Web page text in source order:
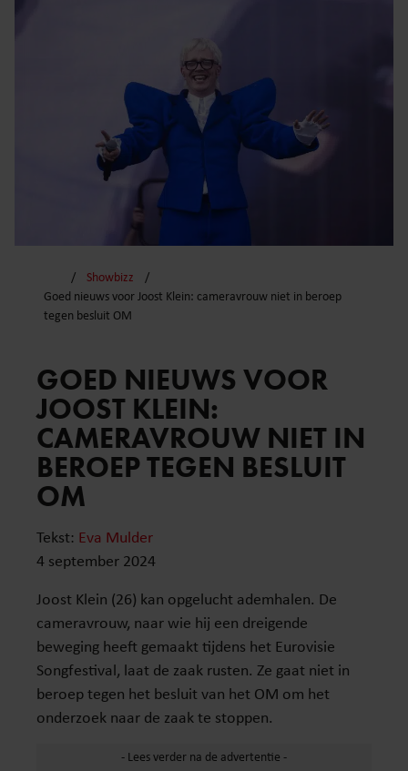
Showbizz
Goed nieuws voor Joost Klein: cameravrouw niet in beroep
tegen besluit OM
GOED NIEUWS VOOR
JOOST KLEIN:
CAMERAVROUW NIET IN
BEROEP TEGEN BESLUIT
OM
Tekst: Eva Mulder
4 september 2024
Joost Klein (26) kan opgelucht ademhalen. De
cameravrouw, naar wie hij een dreigende
beweging heeft gemaakt tijdens het Eurovisie
Songfestival, laat de zaak rusten. Ze gaat niet in
beroep tegen het besluit van het OM om het
onderzoek naar de zaak te stoppen.